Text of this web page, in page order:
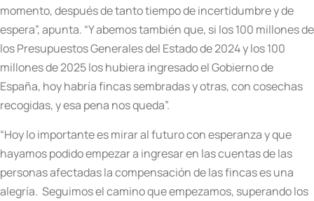
momento, después de tanto tiempo de incertidumbre y de
espera”, apunta. “Y abemos también que, si los 100 millones de
los Presupuestos Generales del Estado de 2024 y los 100
millones de 2025 los hubiera ingresado el Gobierno de
España, hoy habría fincas sembradas y otras, con cosechas
recogidas, y esa pena nos queda”.
“Hoy lo importante es mirar al futuro con esperanza y que
hayamos podido empezar a ingresar en las cuentas de las
personas afectadas la compensación de las fincas es una
alegría. Seguimos el camino que empezamos, superando los